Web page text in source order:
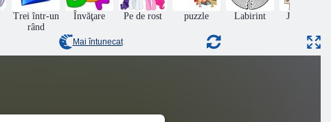
3D
Butterfly Kyodai Gemes cu bule
Trei într-un
rând
Învăţare Pe de rost puzzle Labirint
Jocuri de
Mai întunecat